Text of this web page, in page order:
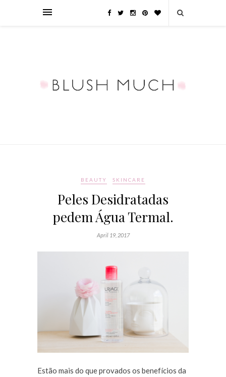
BEAUTY SKINCARE
Peles Desidratadas
pedem Água Termal.
April 19, 2017
Estão mais do que provados os benefícios da